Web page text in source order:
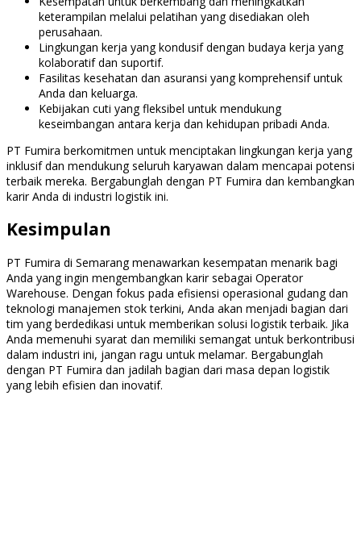
keterampilan melalui pelatihan yang disediakan oleh
perusahaan.
Lingkungan kerja yang kondusif dengan budaya kerja yang
kolaboratif dan suportif.
Fasilitas kesehatan dan asuransi yang komprehensif untuk
Anda dan keluarga.
Kebijakan cuti yang fleksibel untuk mendukung
keseimbangan antara kerja dan kehidupan pribadi Anda.
PT Fumira berkomitmen untuk menciptakan lingkungan kerja yang
inklusif dan mendukung seluruh karyawan dalam mencapai potensi
terbaik mereka. Bergabunglah dengan PT Fumira dan kembangkan
karir Anda di industri logistik ini.
Kesimpulan
PT Fumira di Semarang menawarkan kesempatan menarik bagi
Anda yang ingin mengembangkan karir sebagai Operator
Warehouse. Dengan fokus pada efisiensi operasional gudang dan
teknologi manajemen stok terkini, Anda akan menjadi bagian dari
tim yang berdedikasi untuk memberikan solusi logistik terbaik. Jika
Anda memenuhi syarat dan memiliki semangat untuk berkontribusi
dalam industri ini, jangan ragu untuk melamar. Bergabunglah
dengan PT Fumira dan jadilah bagian dari masa depan logistik
yang lebih efisien dan inovatif.